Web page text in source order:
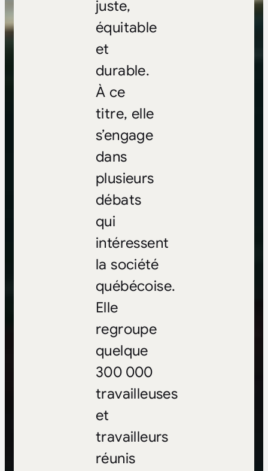
juste,
équitable
et
durable.
À ce
titre, elle
s’engage
dans
plusieurs
débats
qui
intéressent
la société
québécoise.
Elle
regroupe
quelque
300 000
travailleuses
et
travailleurs
réunis